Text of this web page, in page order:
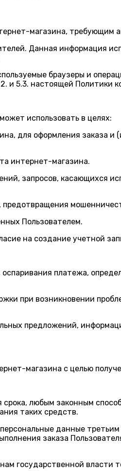
магазина, требующим
Данная информация
браузеры и
и 5.3. настоящей Политики
использовать в целях:
для оформления заказа
интернет-магазина.
запросов, касающихся
предотвращения
Пользователем.
на создание учетной
платежа,
при возникновении
предложений,
магазина с целью
любым законным
таких средств.
данные
заказа
государственной власти